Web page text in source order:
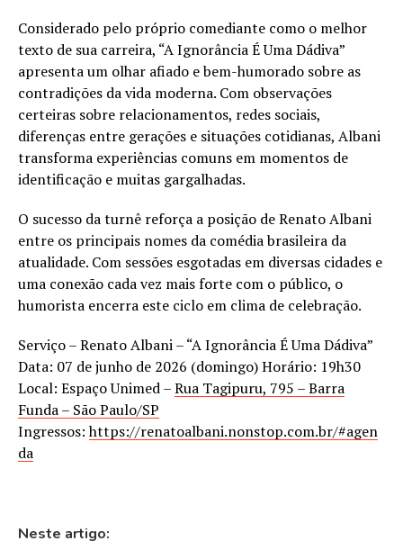
Considerado pelo próprio comediante como o melhor
texto de sua carreira, “A Ignorância É Uma Dádiva”
apresenta um olhar afiado e bem-humorado sobre as
contradições da vida moderna. Com observações
certeiras sobre relacionamentos, redes sociais,
diferenças entre gerações e situações cotidianas, Albani
transforma experiências comuns em momentos de
identificação e muitas gargalhadas.
O sucesso da turnê reforça a posição de Renato Albani
entre os principais nomes da comédia brasileira da
atualidade. Com sessões esgotadas em diversas cidades e
uma conexão cada vez mais forte com o público, o
humorista encerra este ciclo em clima de celebração.
Serviço – Renato Albani – “A Ignorância É Uma Dádiva”
Data: 07 de junho de 2026 (domingo) Horário: 19h30
Local: Espaço Unimed –Rua Tagipuru, 795 – Barra
Funda – São Paulo/SP
Ingressos:https://renatoalbani.nonstop.com.br/#agen
da
Neste artigo: